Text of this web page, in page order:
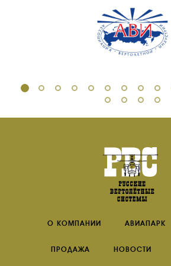
О КОМПАНИИ АВИАПАРК
ПРОДАЖА НОВОСТИ